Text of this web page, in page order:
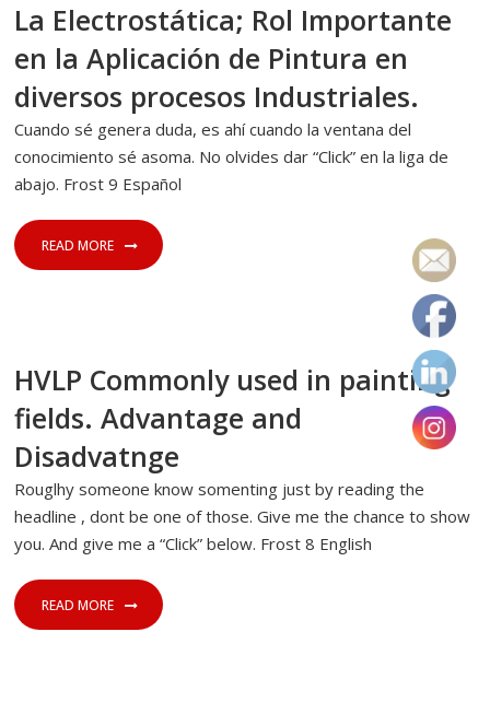
La Electrostática; Rol Importante
en la Aplicación de Pintura en
diversos procesos Industriales.
Cuando sé genera duda, es ahí cuando la ventana del
conocimiento sé asoma. No olvides dar “Click” en la liga de
abajo. Frost 9 Español
READ MORE
HVLP Commonly used in painting
fields. Advantage and
Disadvatnge
Rouglhy someone know somenting just by reading the
headline , dont be one of those. Give me the chance to show
you. And give me a “Click” below. Frost 8 English
READ MORE